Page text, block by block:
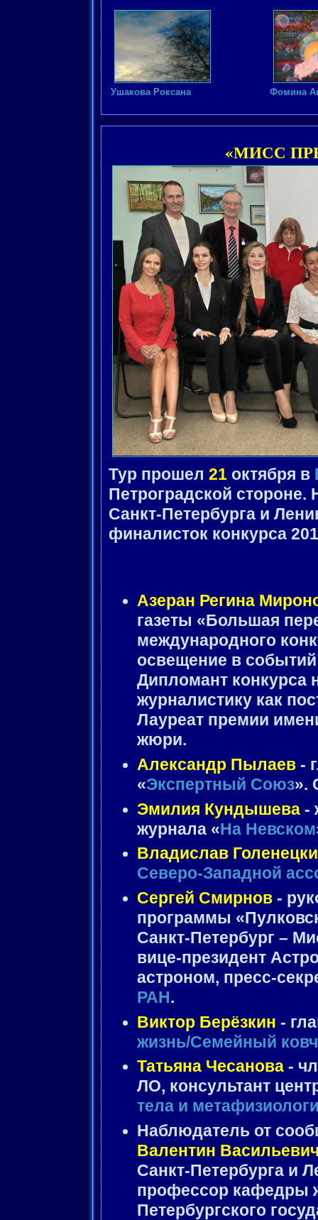
Ушакова Роксана Фомина
«МИСС
Тур прошел 21 октября в
Петроградской
Санкт-Петербурга и
финалисток конкурса
Азеран Регина
газеты «Большая
международного
освещение в событий
Дипломант конкурса
журналистику как
Лауреат премии
жюри.
Александр Пылаев -
«Экспертный Союз».
Эмилия Кундышева -
журнала «На Невском
Владислав
Северо-Западной
Сергей Смирнов -
программы
Санкт-Петербург –
вице-президент
астроном, пресс-
РАН.
Виктор Берёзкин -
жизнь/Семейный
Татьяна Чесанова -
ЛО, консультант
тела и
Наблюдатель от
Валентин
Санкт-Петербурга и
профессор кафедры
Петербургского